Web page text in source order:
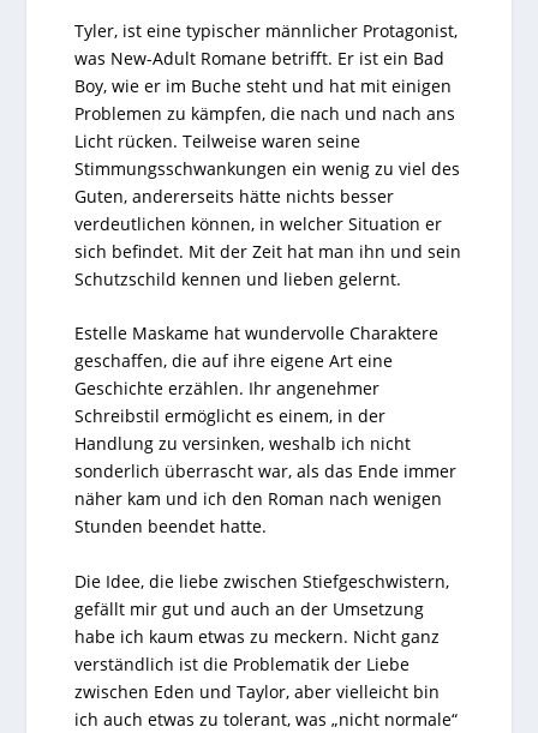
Tyler, ist eine typischer männlicher Protagonist,
was New-Adult Romane betrifft. Er ist ein Bad
Boy, wie er im Buche steht und hat mit einigen
Problemen zu kämpfen, die nach und nach ans
Licht rücken. Teilweise waren seine
Stimmungsschwankungen ein wenig zu viel des
Guten, andererseits hätte nichts besser
verdeutlichen können, in welcher Situation er
sich befindet. Mit der Zeit hat man ihn und sein
Schutzschild kennen und lieben gelernt.
Estelle Maskame hat wundervolle Charaktere
geschaffen, die auf ihre eigene Art eine
Geschichte erzählen. Ihr angenehmer
Schreibstil ermöglicht es einem, in der
Handlung zu versinken, weshalb ich nicht
sonderlich überrascht war, als das Ende immer
näher kam und ich den Roman nach wenigen
Stunden beendet hatte.
Die Idee, die liebe zwischen Stiefgeschwistern,
gefällt mir gut und auch an der Umsetzung
habe ich kaum etwas zu meckern. Nicht ganz
verständlich ist die Problematik der Liebe
zwischen Eden und Taylor, aber vielleicht bin
ich auch etwas zu tolerant, was „nicht normale“